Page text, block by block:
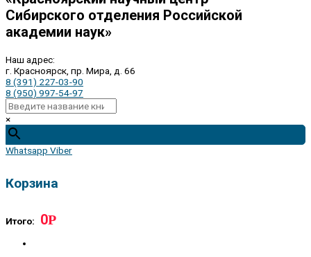
Сибирского отделения Российской
академии наук»
Наш адрес:
г. Красноярск, пр. Мира, д. 66
8 (391) 227-03-90
8 (950) 997-54-97
×
Whatsapp Viber
Корзина
Итого: 0Р